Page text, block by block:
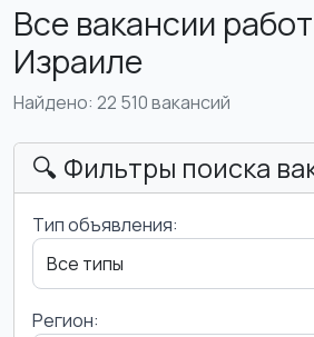
Все вакансии
Израиле
Найдено: 22 510 вакансий
🔍 Фильтры поиска
Тип объявления:
Регион: